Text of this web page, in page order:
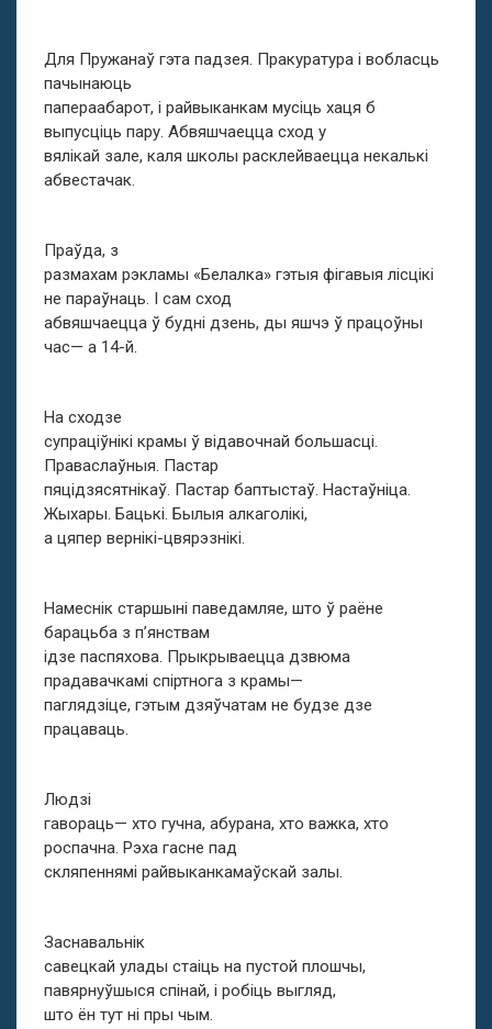
Для Пружанаў гэта падзея. Пракуратура і вобласць
пачынаюць
папераабарот, і райвыканкам мусіць хаця б
выпусціць пару. Абвяшчаецца сход у
вялікай зале, каля школы расклейваецца некалькі
абвестачак.
Праўда, з
размахам рэкламы «Белалка» гэтыя фігавыя лісцікі
не параўнаць. І сам сход
абвяшчаецца ў будні дзень, ды яшчэ ў працоўны
час— а 14-й.
На сходзе
супраціўнікі крамы ў відавочнай большасці.
Праваслаўныя. Пастар
пяцідзясятнікаў. Пастар баптыстаў. Настаўніца.
Жыхары. Бацькі. Былыя алкаголікі,
а цяпер вернікі-цвярэзнікі.
Намеснік старшыні паведамляе, што ў раёне
барацьба з п’янствам
ідзе паспяхова. Прыкрываецца дзвюма
прадавачкамі спіртнога з крамы—
паглядзіце, гэтым дзяўчатам не будзе дзе
працаваць.
Людзі
гавораць— хто гучна, абурана, хто важка, хто
роспачна. Рэха гасне пад
скляпеннямі райвыканкамаўскай залы.
Заснавальнік
савецкай улады стаіць на пустой плошчы,
павярнуўшыся спінай, і робіць выгляд,
што ён тут ні пры чым.